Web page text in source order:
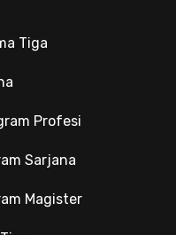
Tiga
Profesi
Sarjana
Magister